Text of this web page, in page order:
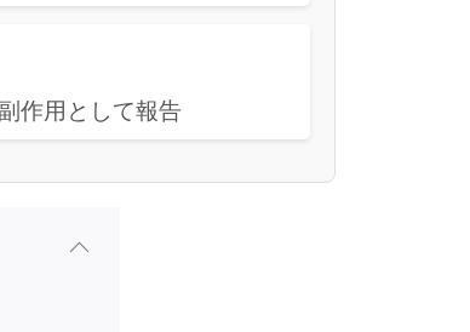
作用として報告